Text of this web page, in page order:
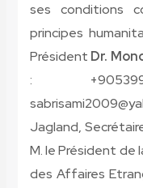
ses conditions
principes
Président Dr.
:
Jagland,
M. le Président de
des Affaires